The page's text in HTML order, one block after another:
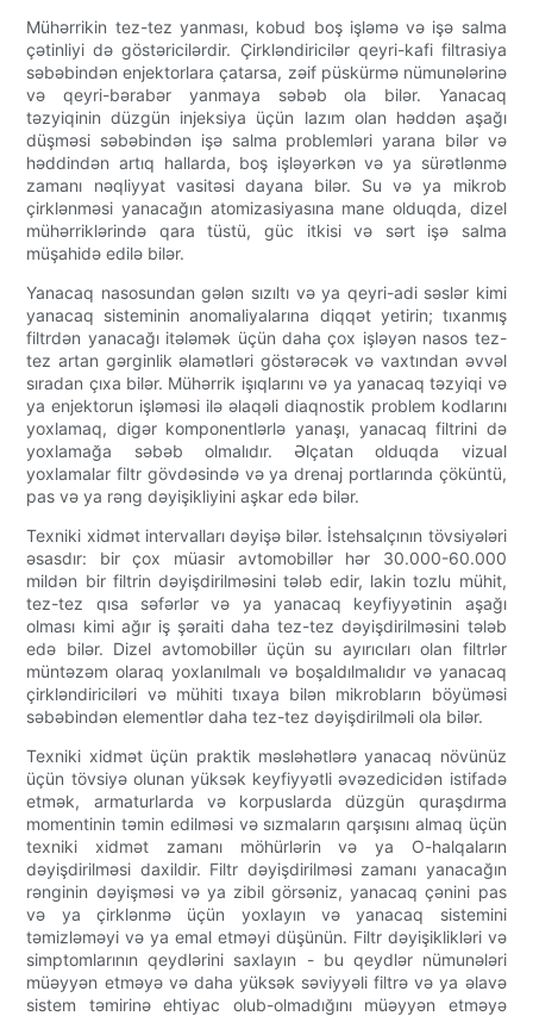
Mühərrikin tez-tez yanması, kobud boş işləmə və işə salma
çətinliyi də göstəricilərdir. Çirkləndiricilər qeyri-kafi filtrasiya
səbəbindən enjektorlara çatarsa, zəif püskürmə nümunələrinə
və qeyri-bərabər yanmaya səbəb ola bilər. Yanacaq
təzyiqinin düzgün injeksiya üçün lazım olan həddən aşağı
düşməsi səbəbindən işə salma problemləri yarana bilər və
həddindən artıq hallarda, boş işləyərkən və ya sürətlənmə
zamanı nəqliyyat vasitəsi dayana bilər. Su və ya mikrob
çirklənməsi yanacağın atomizasiyasına mane olduqda, dizel
mühərriklərində qara tüstü, güc itkisi və sərt işə salma
müşahidə edilə bilər.
Yanacaq nasosundan gələn sızıltı və ya qeyri-adi səslər kimi
yanacaq sisteminin anomaliyalarına diqqət yetirin; tıxanmış
filtrdən yanacağı itələmək üçün daha çox işləyən nasos tez-
tez artan gərginlik əlamətləri göstərəcək və vaxtından əvvəl
sıradan çıxa bilər. Mühərrik işıqlarını və ya yanacaq təzyiqi və
ya enjektorun işləməsi ilə əlaqəli diaqnostik problem kodlarını
yoxlamaq, digər komponentlərlə yanaşı, yanacaq filtrini də
yoxlamağa səbəb olmalıdır. Əlçatan olduqda vizual
yoxlamalar filtr gövdəsində və ya drenaj portlarında çöküntü,
pas və ya rəng dəyişikliyini aşkar edə bilər.
Texniki xidmət intervalları dəyişə bilər. İstehsalçının tövsiyələri
əsasdır: bir çox müasir avtomobillər hər 30.000-60.000
mildən bir filtrin dəyişdirilməsini tələb edir, lakin tozlu mühit,
tez-tez qısa səfərlər və ya yanacaq keyfiyyətinin aşağı
olması kimi ağır iş şəraiti daha tez-tez dəyişdirilməsini tələb
edə bilər. Dizel avtomobillər üçün su ayırıcıları olan filtrlər
müntəzəm olaraq yoxlanılmalı və boşaldılmalıdır və yanacaq
çirkləndiriciləri və mühiti tıxaya bilən mikrobların böyüməsi
səbəbindən elementlər daha tez-tez dəyişdirilməli ola bilər.
Texniki xidmət üçün praktik məsləhətlərə yanacaq növünüz
üçün tövsiyə olunan yüksək keyfiyyətli əvəzedicidən istifadə
etmək, armaturlarda və korpuslarda düzgün quraşdırma
momentinin təmin edilməsi və sızmaların qarşısını almaq üçün
texniki xidmət zamanı möhürlərin və ya O-halqaların
dəyişdirilməsi daxildir. Filtr dəyişdirilməsi zamanı yanacağın
rənginin dəyişməsi və ya zibil görsəniz, yanacaq çənini pas
və ya çirklənmə üçün yoxlayın və yanacaq sistemini
təmizləməyi və ya emal etməyi düşünün. Filtr dəyişiklikləri və
simptomlarının qeydlərini saxlayın - bu qeydlər nümunələri
müəyyən etməyə və daha yüksək səviyyəli filtrə və ya əlavə
sistem təmirinə ehtiyac olub-olmadığını müəyyən etməyə